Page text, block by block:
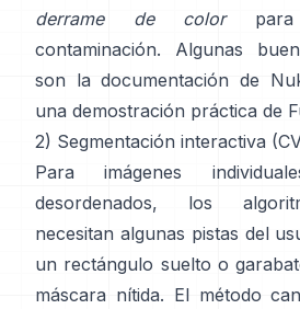
derrame de colorpara
contaminación. Algunas
son la documentación de
una demostración práctica de
2) Segmentación interactiva
Para imágenes
desordenados, los
necesitan algunas pistas del
un rectángulo suelto o
máscara nítida. El método